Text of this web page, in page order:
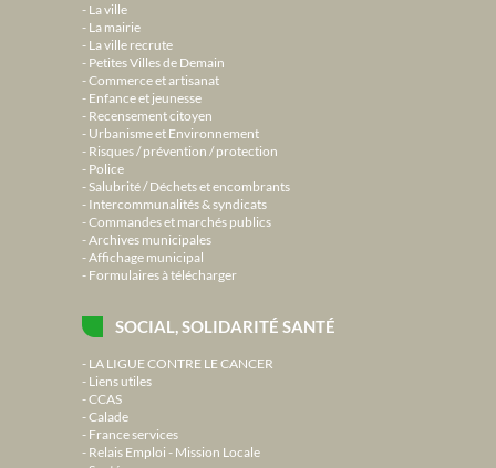
La ville
La mairie
La ville recrute
Petites Villes de Demain
Commerce et artisanat
Enfance et jeunesse
Recensement citoyen
Urbanisme et Environnement
Risques / prévention / protection
Police
Salubrité / Déchets et encombrants
Intercommunalités & syndicats
Commandes et marchés publics
Archives municipales
Affichage municipal
Formulaires à télécharger
SOCIAL, SOLIDARITÉ SANTÉ
LA LIGUE CONTRE LE CANCER
Liens utiles
CCAS
Calade
France services
Relais Emploi - Mission Locale